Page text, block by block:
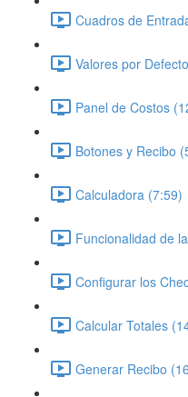
Cuadros de
Valores por
Panel de Costos
Botones y Recibo
Calculadora (7:59)
Funcionalidad de
Configurar los
Calcular Totales
Generar Recibo